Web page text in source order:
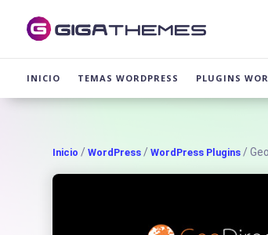
INICIO TEMAS WORDPRESS PLUGINS
Inicio /WordPress /WordPress Plugins /